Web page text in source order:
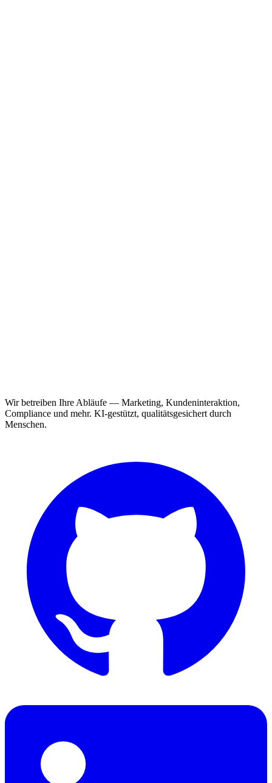
Wir betreiben Ihre Abläufe — Marketing, Kundeninteraktion,
Compliance und mehr. KI-gestützt, qualitätsgesichert durch
Menschen.